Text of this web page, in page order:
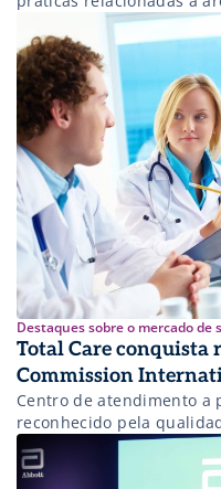
Destaques sobre o mercado de
Total Care conquista
Commission
Centro de atendimento a
reconhecido pela